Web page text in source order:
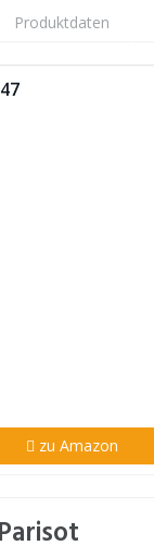
Produktdaten
zu Amazon